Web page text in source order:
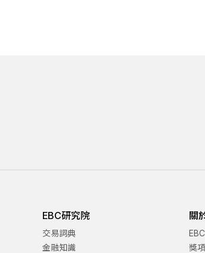
EBC研究院
交易詞典
金融知識
關
獎